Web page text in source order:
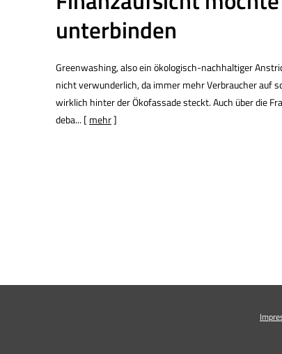
unterbinden
Greenwashing, also ein ökologisch-nachhaltiger
nicht verwunderlich, da immer mehr Verbraucher auf
wirklich hinter der Ökofassade steckt. Auch über die
deba...[ mehr]